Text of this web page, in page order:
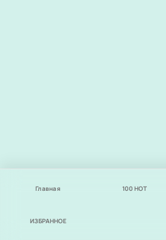
Главная 100 НОТ
ИЗБРАННОЕ